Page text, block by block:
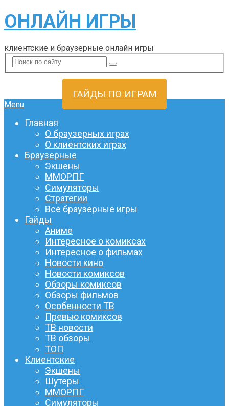
ОНЛАЙН ИГРЫ
клиентские и браузерные онлайн игры
ГАЙДЫ ПО ИГРАМ
Menu
Главная
О браузерных играх
О клиентских играх
Браузерные
Экшены
ММОРПГ
Симуляторы
Стратегии
Все браузерные игры
Гайды
Аниме
Интересное о комиксах
Интересное о фильмах
Новости кино
Новости комиксов
Обзоры комиксов
Обзоры фильмов
Особенности ТВ
Превью комиксов
ТВ новости
ТВ обзоры
ТОП
Клиентские
Экшены
Шутеры
ММОРПГ
Симуляторы